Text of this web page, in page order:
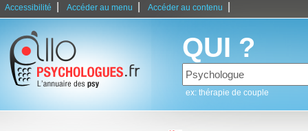
Accessibilité Accéder au menu Accéder au contenu
QUI ?
ex: thérapie de couple